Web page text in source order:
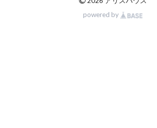
powered by